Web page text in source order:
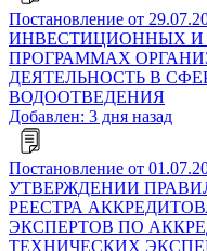
Постановление от
ИНВЕСТИЦИОННЫХ И
ПРОГРАММАХ
ДЕЯТЕЛЬНОСТЬ В
ВОДООТВЕДЕНИЯ
Добавлен: 3 дня назад
Постановление от
УТВЕРЖДЕНИИ
РЕЕСТРА
ЭКСПЕРТОВ ПО
ТЕХНИЧЕСКИХ